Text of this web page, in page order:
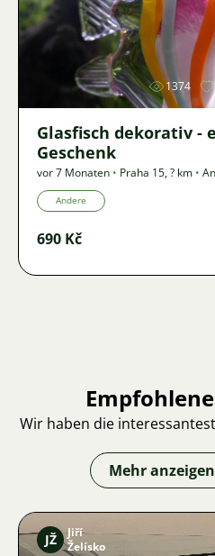
1374
Glasfisch dekorativ -
Geschenk
vor 7 Monaten • Praha 15,? km •
Andere
690 Kč
Wir haben die
Mehr anzeigen
JŽ
Jiří
Želísko